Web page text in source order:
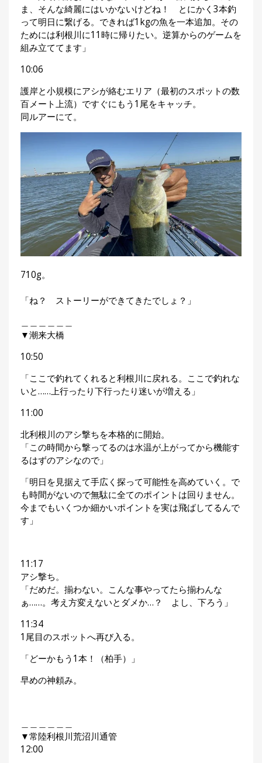
ま、そんな綺麗にはいかないけどね！ とにかく3本釣
って明日に繋げる。できれば1kgの魚を一本追加。その
ためには利根川に11時に帰りたい。逆算からのゲームを
組み立ててます」
10:06
護岸と小規模にアシが絡むエリア（最初のスポットの数
百メート上流）ですぐにもう1尾をキャッチ。
同ルアーにて。
710g。
「ね？ ストーリーができてきたでしょ？」
▼潮来大橋
10:50
「ここで釣れてくれると利根川に戻れる。ここで釣れな
いと……上行ったり下行ったり迷いが増える」
11:00
北利根川のアシ撃ちを本格的に開始。
「この時間から撃ってるのは水温が上がってから機能す
るはずのアシなので」
「明日を見据えて手広く探って可能性を高めていく。で
も時間がないので無駄に全てのポイントは回りません。
今までもいくつか細かいポイントを実は飛ばしてるんで
す」
11:17
アシ撃ち。
「だめだ。揃わない。こんな事やってたら揃わんな
ぁ……。考え方変えないとダメか…？ よし、下ろう」
11:34
1尾目のスポットへ再び入る。
「どーかもう1本！（柏手）」
早めの神頼み。
▼常陸利根川荒沼川通管
12:00